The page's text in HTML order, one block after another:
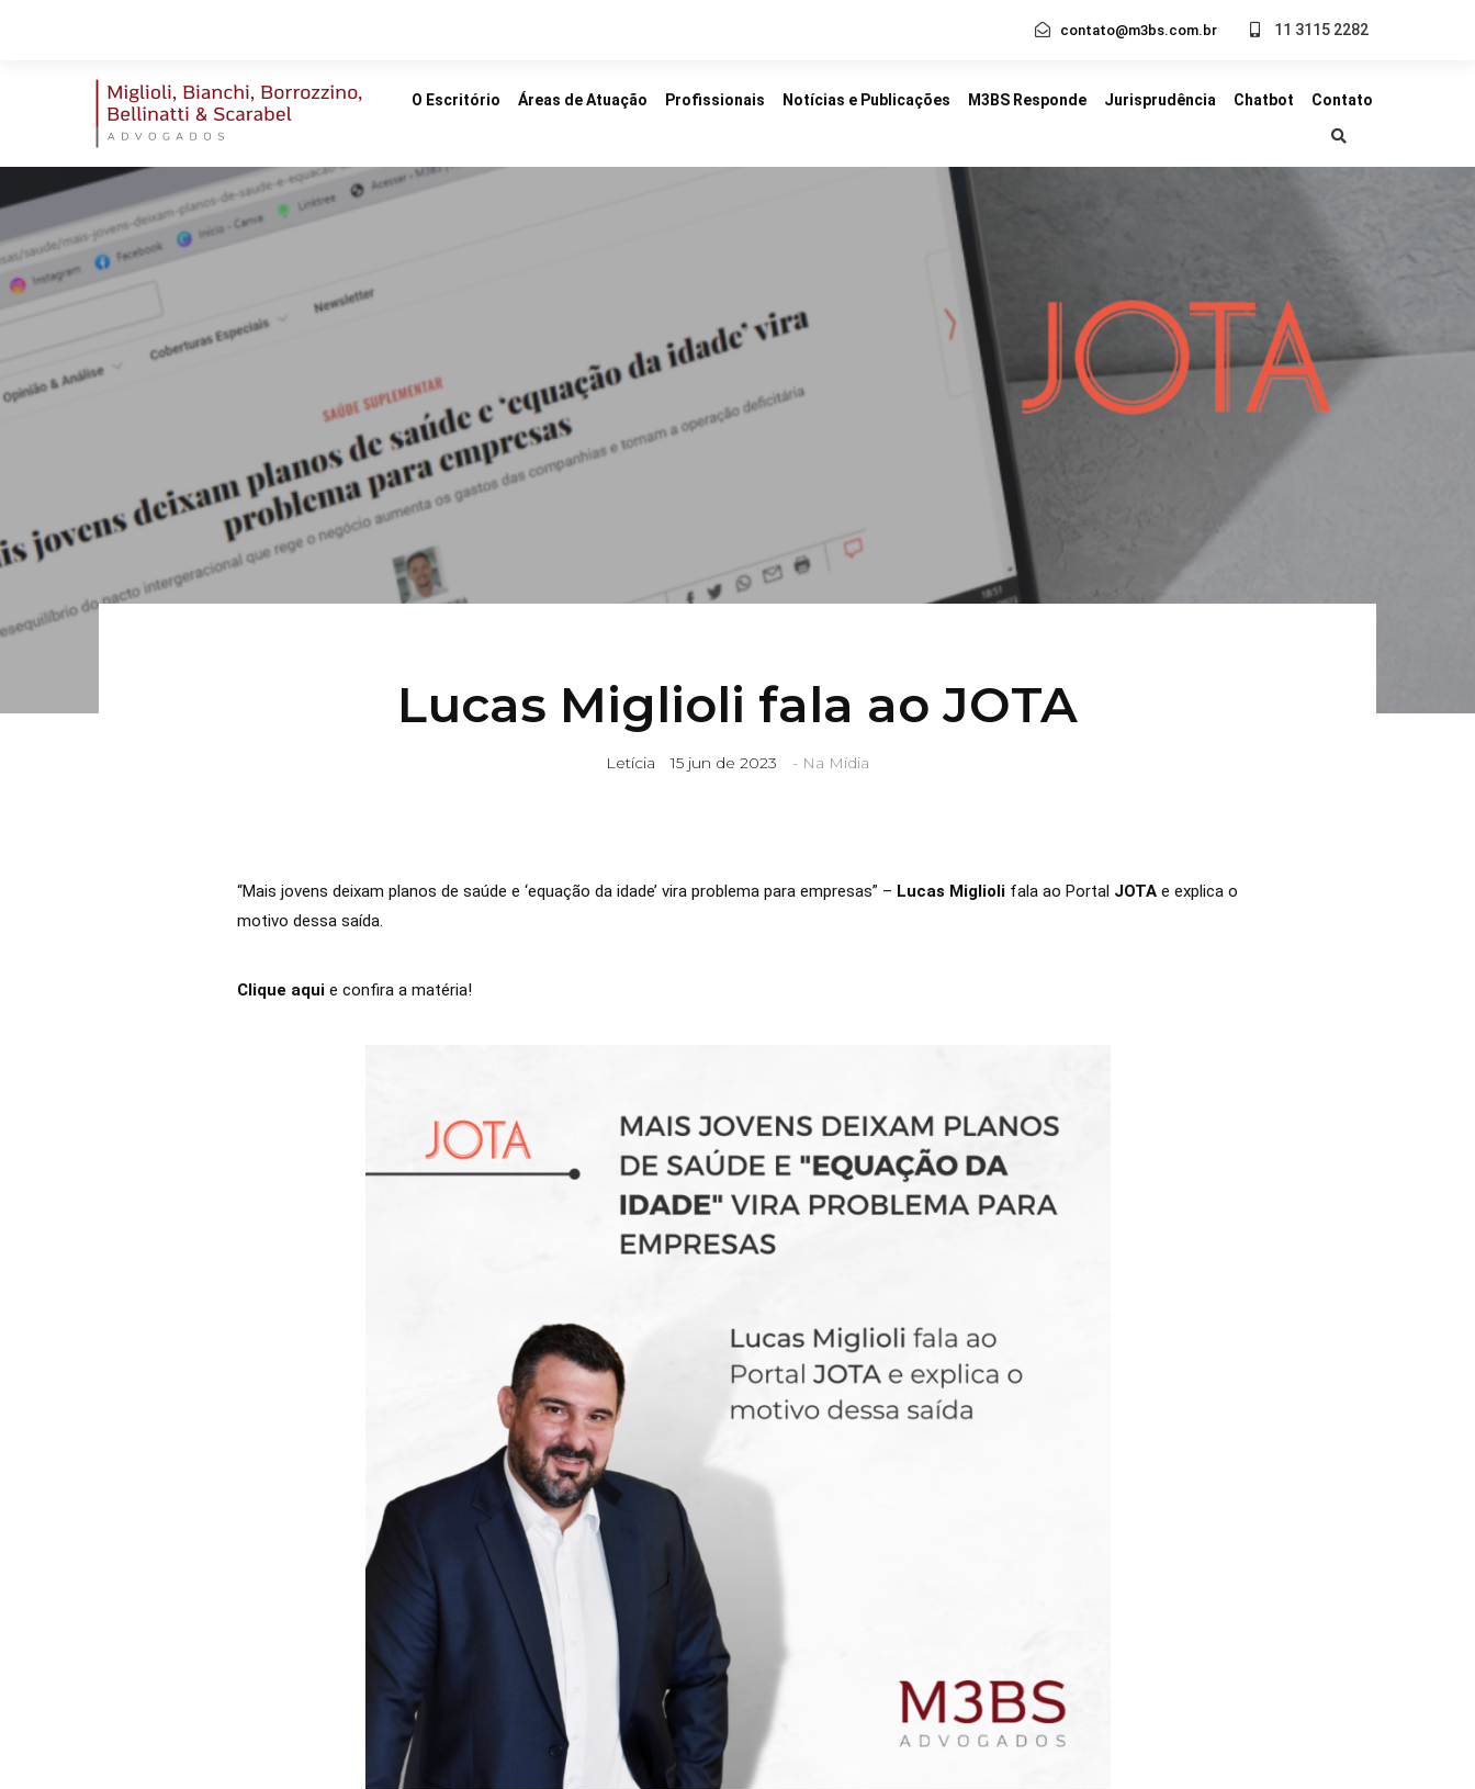
contato@m3bs.com.br 11 3115 2282
O Escritório Áreas de Atuação Profissionais Notícias e Publicações M3BS Responde Jurisprudência Chatbot Contato
Lucas Miglioli fala ao JOTA
Letícia 15 jun de 2023 - Na Mídia
“Mais jovens deixam planos de saúde e ‘equação da idade’ vira problema para empresas” – Lucas Miglioli fala ao Portal JOTA e explica o
motivo dessa saída.
Clique aqui e confira a matéria!